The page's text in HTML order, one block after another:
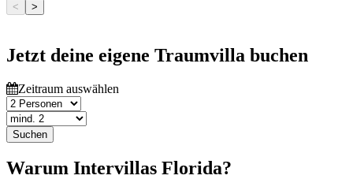
< >
Jetzt deine eigene Traumvilla buchen
Zeitraum auswählen
Suchen
Warum Intervillas Florida?